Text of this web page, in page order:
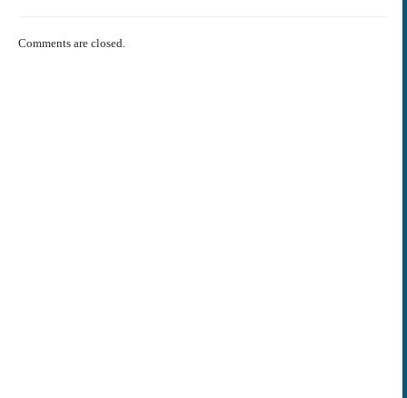
Comments are closed.